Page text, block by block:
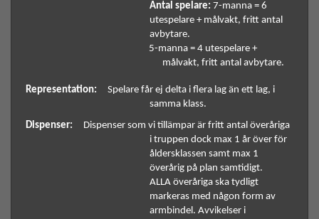
Antal spelare: 7-manna = 6
utespelare + målvakt, fritt antal
avbytare.
5-manna = 4 utespelare +
målvakt, fritt antal avbytare.
Representation:
Spelare får ej delta i flera lag än ett lag, i
samma klass.
Dispenser:
Dispenser som vi tillämpar är fritt antal överåriga
i truppen dock max 1 år över för
åldersklassen samt max 1
överårig på plan samtidigt.
ALLA överåriga ska tydligt
markeras med någon form av
armbindel. Avvikelser i